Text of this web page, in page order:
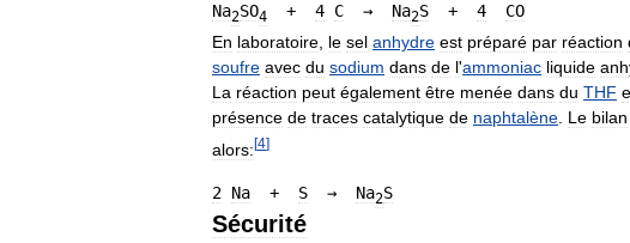
Na2SO4
  +
4 C
  →
Na2S
  +
4
CO
En laboratoire, le sel anhydre est préparé par réaction
soufre avec du sodium dans de l'ammoniac liquide
La réaction peut également être menée dans du THF
présence de traces catalytique de naphtalène. Le bilan
alors: [4]
2 Na
  +
S
  →
Na2S
Sécurité